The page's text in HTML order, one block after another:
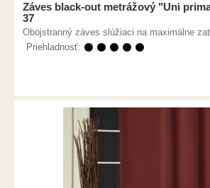
Záves black-out metrážový "Uni
37
Obojstranný záves slúžiaci na maximálne
Priehladnosť: ⚫ ⚫ ⚫ ⚫ ⚫